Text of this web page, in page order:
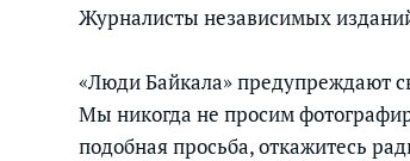
Журналисты независимых
«Люди Байкала» предупреждают
Мы никогда не просим
подобная просьба, откажитесь